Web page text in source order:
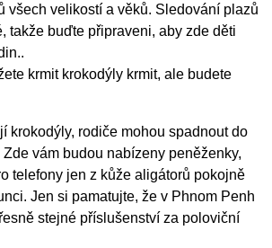
všech velikostí a věků. Sledování plazů
takže buďte připraveni, aby zde děti
krmit krokodýly krmit, ale budete
krokodýly, rodiče mohou spadnout do
vám budou nabízeny peněženky,
telefony jen z kůže aligátorů pokojně
Jen si pamatujte, že v Phnom Penh
stejné příslušenství za poloviční